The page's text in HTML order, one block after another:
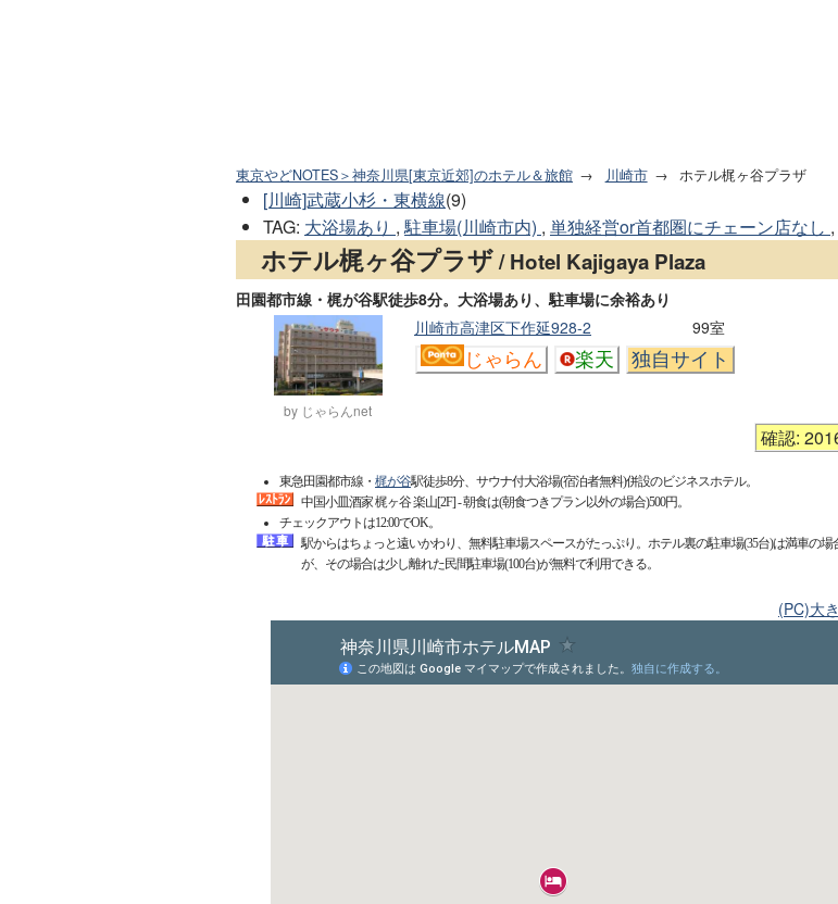
東京やどNOTES＞神奈川県[東京近郊]のホテル＆旅館 川崎市 ホテル梶ヶ谷プラザ
[川崎]武蔵小杉・東横線(9)
TAG: 大浴場あり , 駐車場(川崎市内) , 単独経営or首都圏にチェーン店なし ,
ホテル梶ヶ谷プラザ/ Hotel Kajigaya Plaza
田園都市線・梶が谷駅徒歩8分。大浴場あり、駐車場に余裕あり
by じゃらんnet
99室
川崎市高津区下作延928-2
じゃらん
楽天 独自サイト
確認:
東急田園都市線・ 梶が谷駅徒歩8分、サウナ付大浴場(宿泊者無料)併設のビジネスホテル。
中国小皿酒家 梶ヶ谷 楽山[2F] - 朝食は(朝食つきプラン以外の場合)500円。
チェックアウトは12:00でOK。
駅からはちょっと遠いかわり、無料駐車場スペースがたっぷり。ホテル裏の駐車場(35台)は満車の場
が、その場合は少し離れた民間駐車場(100台)が無料で利用できる。
(PC)大